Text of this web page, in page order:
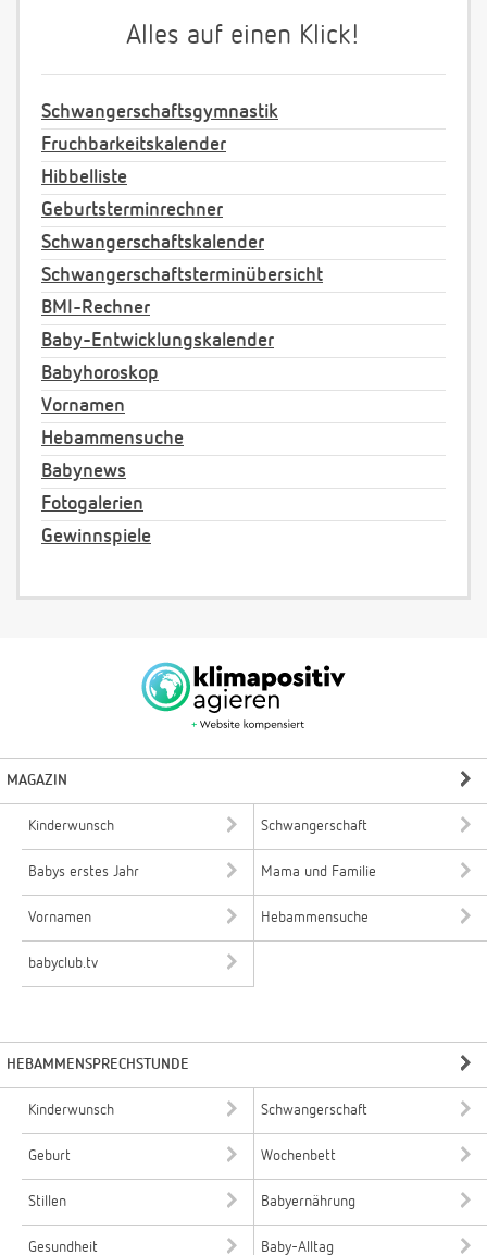
Alles auf einen Klick!
Schwangerschaftsgymnastik
Fruchbarkeitskalender
Hibbelliste
Geburtsterminrechner
Schwangerschaftskalender
Schwangerschaftsterminübersicht
BMI-Rechner
Baby-Entwicklungskalender
Babyhoroskop
Vornamen
Hebammensuche
Babynews
Fotogalerien
Gewinnspiele
MAGAZIN
Kinderwunsch Schwangerschaft
Babys erstes Jahr Mama und Familie
Vornamen Hebammensuche
babyclub.tv
HEBAMMENSPRECHSTUNDE
Kinderwunsch Schwangerschaft
Geburt Wochenbett
Stillen Babyernährung
Gesundheit Baby-Alltag